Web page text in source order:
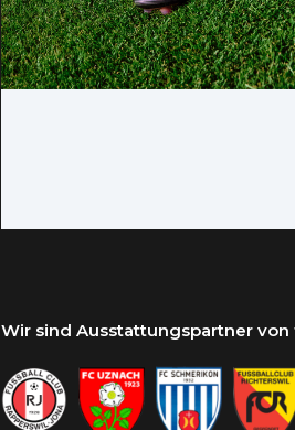
Wir sind Ausstattungspartner